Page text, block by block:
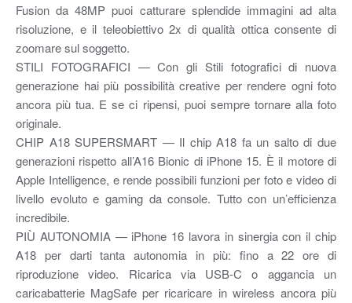
Fusion da 48MP puoi catturare splendide immagini ad alta
risoluzione, e il teleobiettivo 2x di qualità ottica consente di
zoomare sul soggetto.
STILI FOTOGRAFICI — Con gli Stili fotografici di nuova
generazione hai più possibilità creative per rendere ogni foto
ancora più tua. E se ci ripensi, puoi sempre tornare alla foto
originale.
CHIP A18 SUPERSMART — Il chip A18 fa un salto di due
generazioni rispetto all’A16 Bionic di iPhone 15. È il motore di
Apple Intelligence, e rende possibili funzioni per foto e video di
livello evoluto e gaming da console. Tutto con un’efficienza
incredibile.
PIÙ AUTONOMIA — iPhone 16 lavora in sinergia con il chip
A18 per darti tanta autonomia in più: fino a 22 ore di
riproduzione video. Ricarica via USB-C o aggancia un
caricabatterie MagSafe per ricaricare in wireless ancora più